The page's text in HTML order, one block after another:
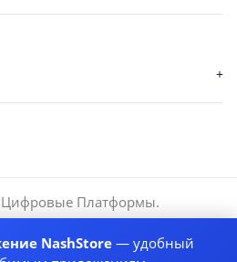
Цифровые Платформы.
NashStore— удобный